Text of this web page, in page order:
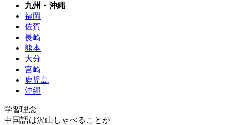
九州・沖縄
福岡
佐賀
長崎
熊本
大分
宮崎
鹿児島
沖縄
学習理念
中国語は沢山しゃべることが